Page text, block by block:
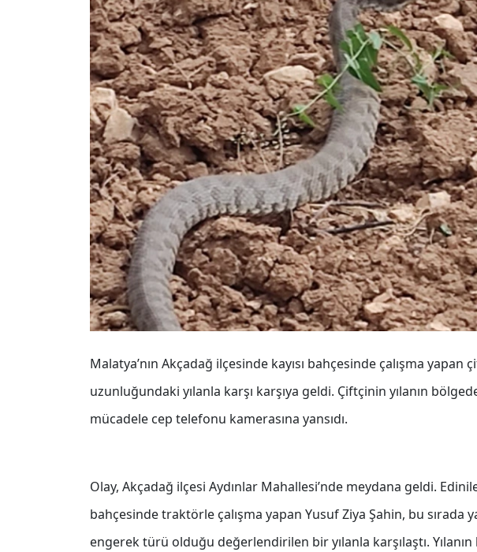
Malatya’nın Akçadağ ilçesinde kayısı bahçesinde çalışma yapan
uzunluğundaki yılanla karşı karşıya geldi. Çiftçinin yılanın
mücadele cep telefonu kamerasına yansıdı.
Olay, Akçadağ ilçesi Aydınlar Mahallesi’nde meydana geldi.
bahçesinde traktörle çalışma yapan Yusuf Ziya Şahin, bu sırada
engerek türü olduğu değerlendirilen bir yılanla karşılaştı.